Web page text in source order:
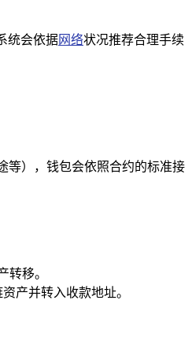
统会依据网络状况推荐合理手续
等），钱包会依照合约的标准接
转移。
产并转入收款地址。